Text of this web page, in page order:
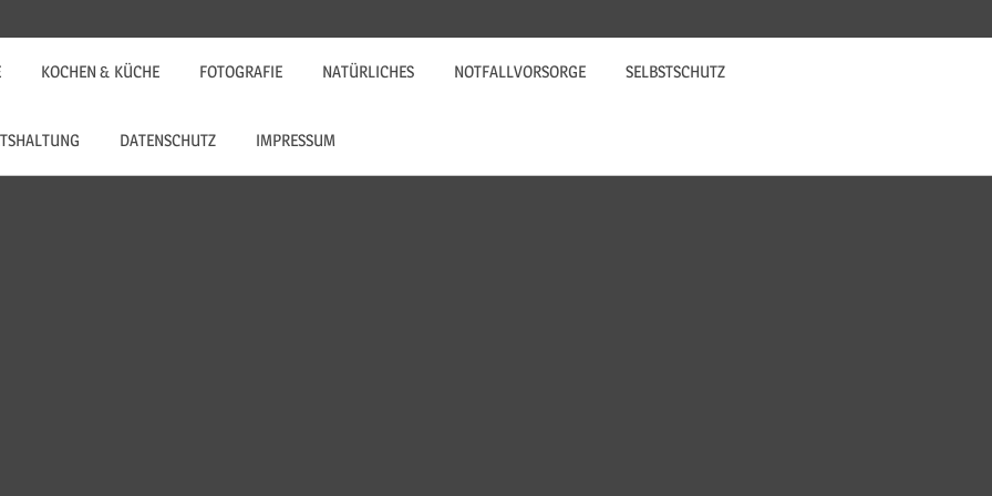
KOCHEN & KÜCHE FOTOGRAFIE NATÜRLICHES NOTFALLVORSORGE SELBSTSCHUTZ
DATENSCHUTZ IMPRESSUM